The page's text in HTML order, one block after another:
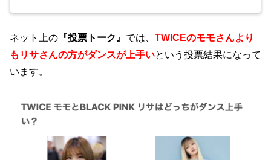
ネット上の 『投票トーク』 では、 TWICEのモモさんより
もリサさんの方がダンスが上手いという投票結果になって
います。